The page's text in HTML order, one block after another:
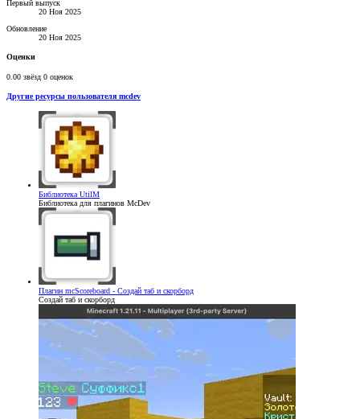
Первый выпуск
20 Ноя 2025
Обновление
20 Ноя 2025
Оценки
0.00 звёзд 0 оценок
Другие ресурсы пользователя mcdev
Библиотека UtilM
Библиотека для плагинов McDev
Плагин mcScoreboard - Создай таб и скорборд
Создай таб и скорборд